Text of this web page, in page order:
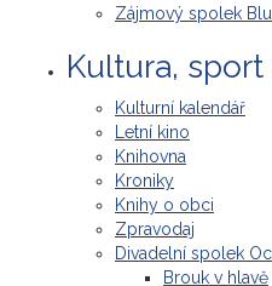
Zájmový spolek
Kultura, sport
Kulturní kalendář
Letní kino
Knihovna
Kroniky
Knihy o obci
Zpravodaj
Divadelní spolek
Brouk v hlavě